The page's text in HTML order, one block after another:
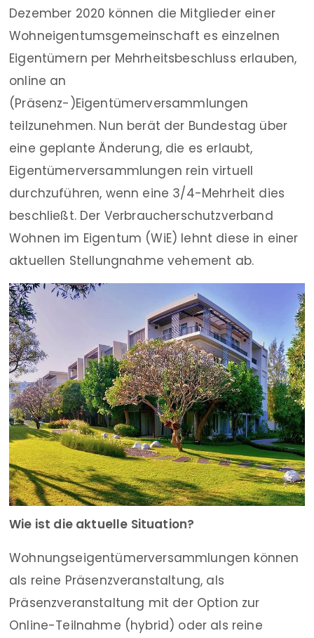
Dezember 2020 können die Mitglieder einer
Wohneigentumsgemeinschaft es einzelnen
Eigentümern per Mehrheitsbeschluss erlauben,
online an
(Präsenz-)Eigentümerversammlungen
teilzunehmen. Nun berät der Bundestag über
eine geplante Änderung, die es erlaubt,
Eigentümerversammlungen rein virtuell
durchzuführen, wenn eine 3/4-Mehrheit dies
beschließt. Der Verbraucherschutzverband
Wohnen im Eigentum (WiE) lehnt diese in einer
aktuellen Stellungnahme vehement ab.
Wie ist die aktuelle Situation?
Wohnungseigentümerversammlungen können
als reine Präsenzveranstaltung, als
Präsenzveranstaltung mit der Option zur
Online-Teilnahme (hybrid) oder als reine